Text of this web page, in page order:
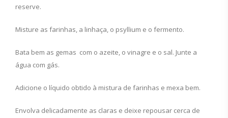
reserve.
Misture as farinhas, a linhaça, o psyllium e o fermento.
Bata bem as gemas com o azeite, o vinagre e o sal. Junte a
água com gás.
Adicione o líquido obtido à mistura de farinhas e mexa bem.
Envolva delicadamente as claras e deixe repousar cerca de